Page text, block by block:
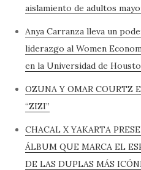
aislamiento de adultos
Anya Carranza lleva un
liderazgo al Women
en la Universidad de
OZUNA Y OMAR COURTZ
“ZIZI”
CHACAL X YAKARTA
ÁLBUM QUE MARCA EL
DE LAS DUPLAS MÁS